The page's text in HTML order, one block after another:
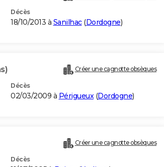
Décès
18/10/2013 à Sanilhac(Dordogne)
Créer une cagnotte obsèques
Décès
02/03/2009 à Périgueux(Dordogne)
Créer une cagnotte obsèques
Décès